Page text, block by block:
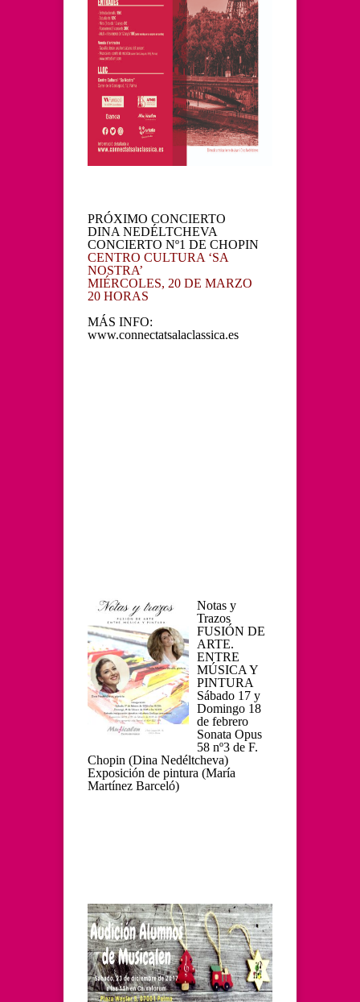
PRÓXIMO CONCIERTO
DINA NEDÉLTCHEVA
CONCIERTO Nº1 DE CHOPIN
CENTRO CULTURA ‘SA
NOSTRA’
MIÉRCOLES, 20 DE MARZO
20 HORAS
MÁS INFO:
www.connectatsalaclassica.es
Notas y
Trazos
FUSIÓN DE
ARTE.
ENTRE
MÚSICA Y
PINTURA
Sábado 17 y
Domingo 18
de febrero
Sonata Opus
58 nº3 de F.
Chopin (Dina Nedéltcheva)
Exposición de pintura (María
Martínez Barceló)